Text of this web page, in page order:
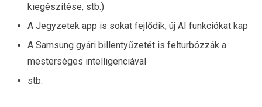
kiegészítése, stb.)
A Jegyzetek app is sokat fejlődik, új AI funkciókat kap
A Samsung gyári billentyűzetét is felturbózzák a
mesterséges intelligenciával
stb.